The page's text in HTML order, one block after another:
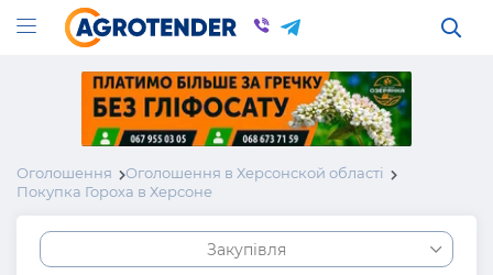
Оголошення
Оголошення в Херсонской області
Покупка Гороха в Херсоне
Закупівля